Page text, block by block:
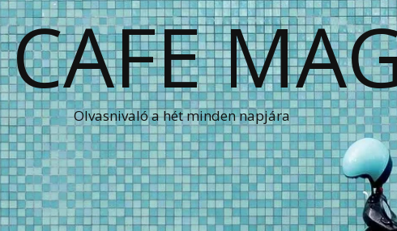
Olvasnivaló a hét minden napjára